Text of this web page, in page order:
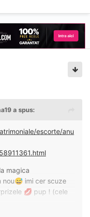
a spus:
escorte/anu
magica
nou😅 imi cer scuze
💋 pup ! (cele